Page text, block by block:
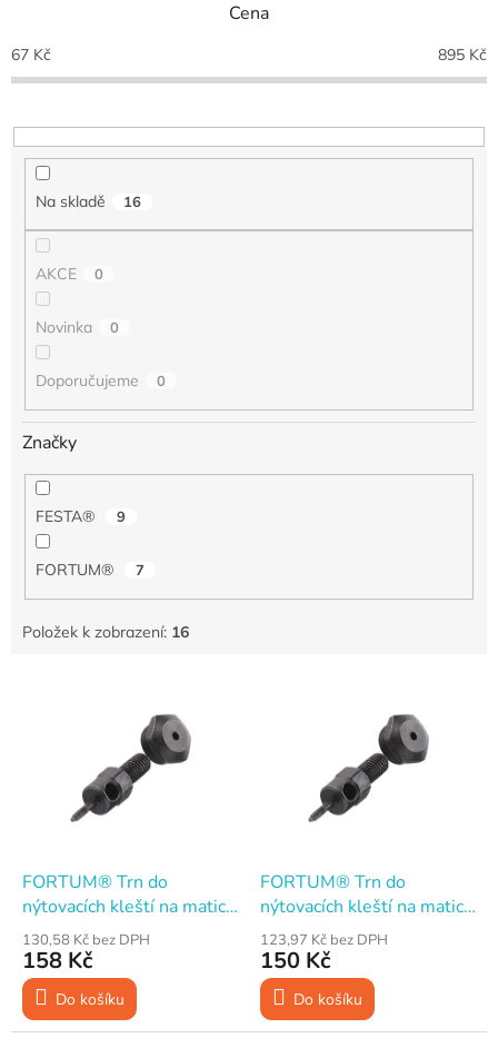
p
r
o
u
Cena
67 Kč 895 Kč
Na skladě 16
AKCE 0
Novinka 0
Doporučujeme 0
Značky
FESTA® 9
FORTUM® 7
Položek k zobrazení: 16
FORTUM® Trn do
nýtovacích kleští na matice
M10
130,58 Kč bez DPH
158 Kč
Do košíku
FORTUM® Trn do
nýtovacích kleští na matice
M12
123,97 Kč bez DPH
150 Kč
Do košíku